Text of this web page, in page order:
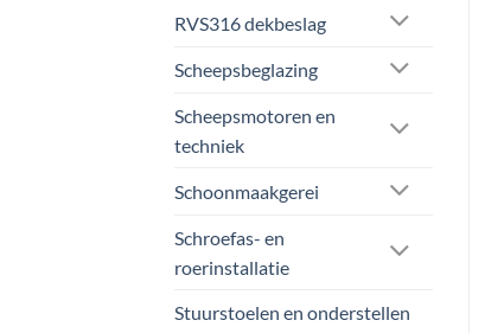
RVS316 dekbeslag
Scheepsbeglazing
Scheepsmotoren en
techniek
Schoonmaakgerei
Schroefas- en
roerinstallatie
Stuurstoelen en onderstellen